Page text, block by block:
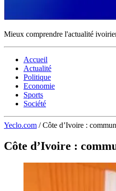
Mieux comprendre l'actualité
Accueil
Actualité
Politique
Economie
Sports
Société
Yeclo.com / Côte d’Ivoire :
Côte d’Ivoire :